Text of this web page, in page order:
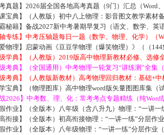
考真题】2026届全国各地高考真题（9门）汇总（Word
课宝典】（人教版）初中八上物理：影音图文教学素材
霸秘籍】备战2027新中考暑期早复习（语文、数学、英
轴专练】中考压轴题每日一题（数学、物理、化学）（
爱物理】启蒙动画《豆豆学物理（爆笑物理）》（（144
级学典】（人教版）2019版高中物理新教材必修、选修
级考典】（全国通用）中考物理一轮复习“讲练测”全集
级考典】（人教版新教材）高考物理回归教材：基础+
学宝典】（物理图库）高中物理word版矢量图图库集（
战2026】中考数、理、化：常考考点专题精练（纯Word
假作业】（全版本）八年级（含八升九）物理：“一讲一
高衔接】（全版本）初高衔接物理：“一讲一练”分层作
假作业】（全版本）八年级物理：“一讲一练”分层作业